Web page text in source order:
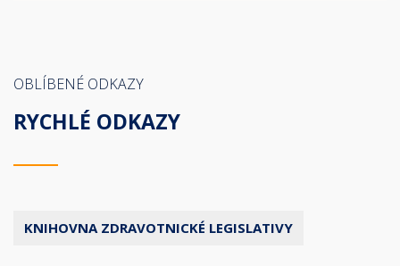
OBLÍBENÉ ODKAZY
RYCHLÉ ODKAZY
KNIHOVNA ZDRAVOTNICKÉ LEGISLATIVY